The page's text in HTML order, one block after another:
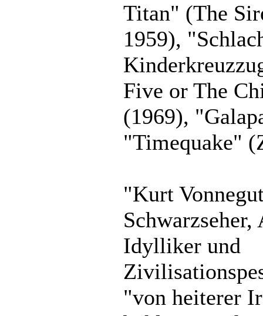
Titan" (The
1959),
Five or The
(1969),
"Timequake"
"Kurt
Idylliker und
"von heiterer